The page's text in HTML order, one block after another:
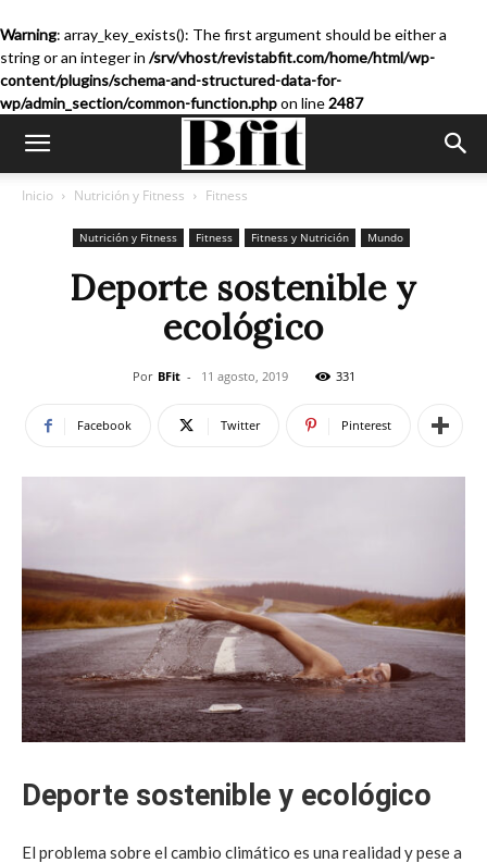
Warning: array_key_exists(): The first argument should be either a
string or an integer in /srv/vhost/revistabfit.com/home/html/wp-
content/plugins/schema-and-structured-data-for-
wp/admin_section/common-function.phpon line2487
Inicio Nutrición y Fitness Fitness
Nutrición y Fitness Fitness Fitness y Nutrición Mundo
Deporte sostenible y
ecológico
Por BFit - 11 agosto, 2019 331
Facebook Twitter Pinterest
Deporte sostenible y ecológico
El problema sobre el cambio climático es una realidad y pese a